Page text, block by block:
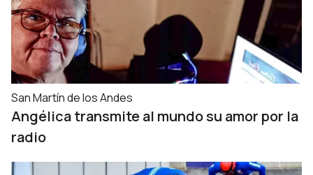
San Martín de los Andes
Angélica transmite al mundo su amor por la
radio